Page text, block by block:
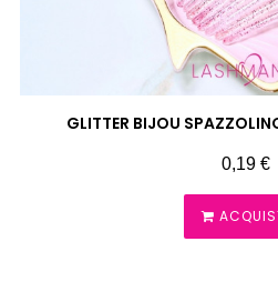
GLITTER BIJOU
Prezzo
0,19 €